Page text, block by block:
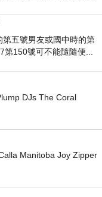
五號男友或國中時的第
150號可不能隨隨便...
DJs The Coral
Manitoba Joy Zipper